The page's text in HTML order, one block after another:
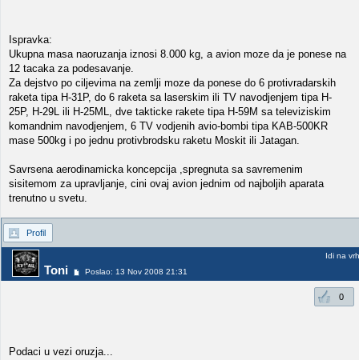
Ispravka:
Ukupna masa naoruzanja iznosi 8.000 kg, a avion moze da je ponese na
12 tacaka za podesavanje.
Za dejstvo po ciljevima na zemlji moze da ponese do 6 protivradarskih
raketa tipa H-31P, do 6 raketa sa laserskim ili TV navodjenjem tipa H-
25P, H-29L ili H-25ML, dve takticke rakete tipa H-59M sa televiziskim
komandnim navodjenjem, 6 TV vodjenih avio-bombi tipa KAB-500KR
mase 500kg i po jednu protivbrodsku raketu Moskit ili Jatagan.
Savrsena aerodinamicka koncepcija ,spregnuta sa savremenim
sisitemom za upravljanje, cini ovaj avion jednim od najboljih aparata
trenutno u svetu.
Profil
Toni Poslao: 13 Nov 2008 21:31
Idi na vrh
0
Podaci u vezi oruzja...